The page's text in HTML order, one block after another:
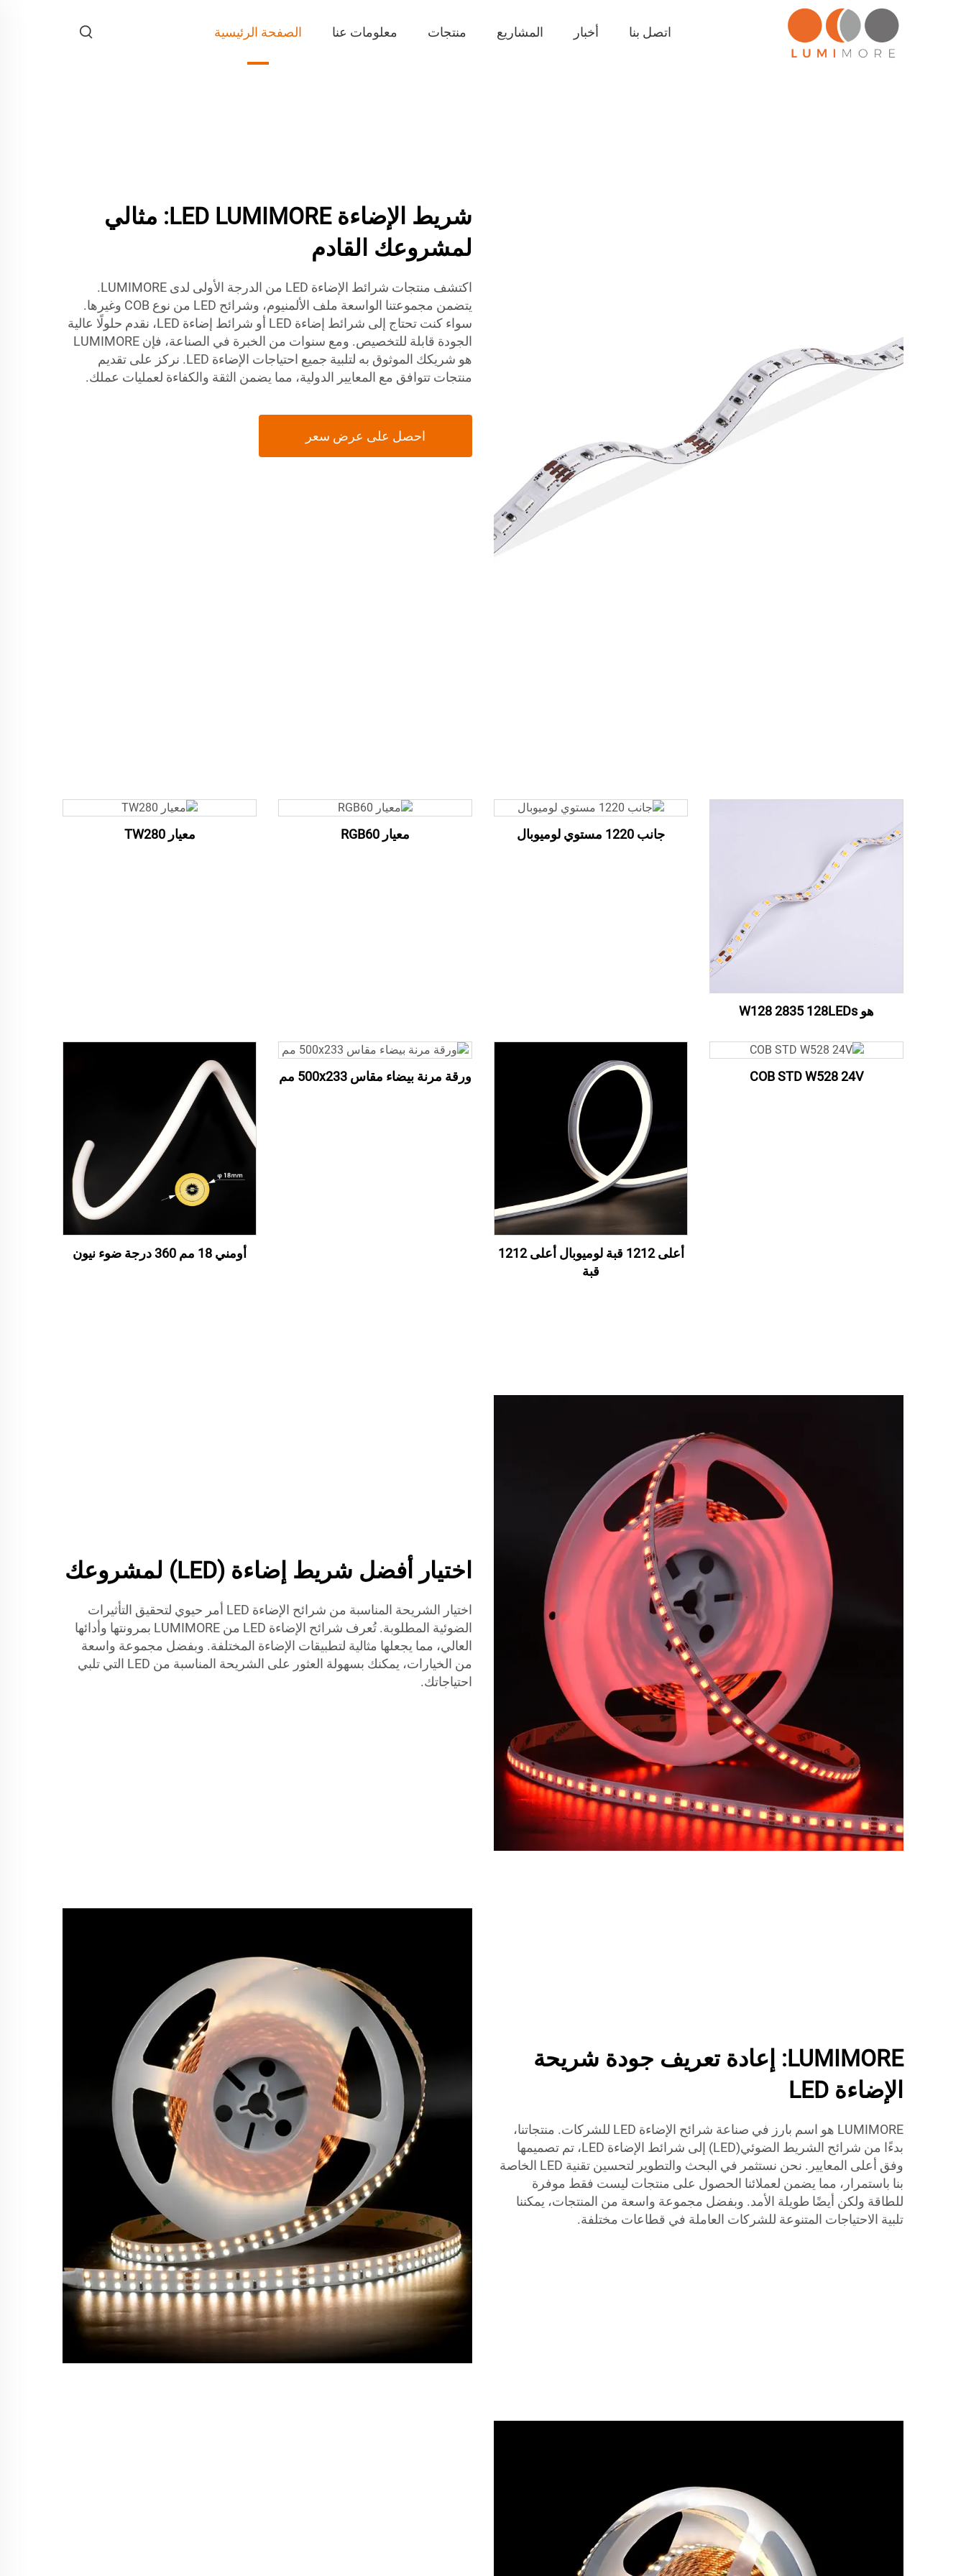
الصفحة الرئيسية معلومات عنا منتجات المشاريع أخبار اتصل بنا
شريط الإضاءة LED LUMIMORE: مثالي
لمشروعك القادم
اكتشف منتجات شرائط الإضاءة LED من الدرجة الأولى لدى LUMIMORE.
يتضمن مجموعتنا الواسعة ملف الألمنيوم، وشرائح LED من نوع COB وغيرها.
سواء كنت تحتاج إلى شرائط إضاءة LED أو شرائط إضاءة LED، نقدم حلولًا عالية
الجودة قابلة للتخصيص. ومع سنوات من الخبرة في الصناعة، فإن LUMIMORE
هو شريكك الموثوق به لتلبية جميع احتياجات الإضاءة LED. نركز على تقديم
منتجات تتوافق مع المعايير الدولية، مما يضمن الثقة والكفاءة لعمليات عملك.
احصل على عرض سعر
هو W128 2835 128LEDs
جانب 1220 مستوي لوميوبال معيار RGB60 معيار TW280
COB STD W528 24V
أعلى 1212 قبة لوميوبال أعلى 1212
قبة
ورقة مرنة بيضاء مقاس 500x233 مم
أومني 18 مم 360 درجة ضوء نيون
اختيار أفضل شريط إضاءة (LED) لمشروعك
اختيار الشريحة المناسبة من شرائح الإضاءة LED أمر حيوي لتحقيق التأثيرات
الضوئية المطلوبة. تُعرف شرائح الإضاءة LED من LUMIMORE بمرونتها وأدائها
العالي، مما يجعلها مثالية لتطبيقات الإضاءة المختلفة. وبفضل مجموعة واسعة
من الخيارات، يمكنك بسهولة العثور على الشريحة المناسبة من LED التي تلبي
احتياجاتك.
LUMIMORE: إعادة تعريف جودة شريحة
الإضاءة LED
LUMIMORE هو اسم بارز في صناعة شرائح الإضاءة LED للشركات. منتجاتنا،
بدءًا من شرائح الشريط الضوئي(LED) إلى شرائط الإضاءة LED، تم تصميمها
وفق أعلى المعايير. نحن نستثمر في البحث والتطوير لتحسين تقنية LED الخاصة
بنا باستمرار، مما يضمن لعملائنا الحصول على منتجات ليست فقط موفرة
للطاقة ولكن أيضًا طويلة الأمد. وبفضل مجموعة واسعة من المنتجات، يمكننا
تلبية الاحتياجات المتنوعة للشركات العاملة في قطاعات مختلفة.